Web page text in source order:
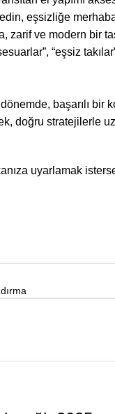
edin, eşsizliğe
zarif ve modern bir
“eşsiz
başarılı bir
doğru stratejilerle
uyarlamak